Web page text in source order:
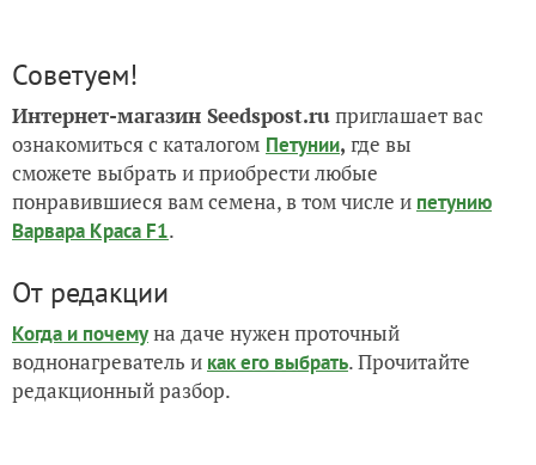
Советуем!
Интернет-магазин Seedspost.ruприглашает вас
ознакомиться с каталогом Петунии, где вы
сможете выбрать и приобрести любые
понравившиеся вам семена, в том числе и петунию
Варвара Краса F1.
От редакции
Когда и почемуна даче нужен проточный
воднонагреватель и как его выбрать. Прочитайте
редакционный разбор.